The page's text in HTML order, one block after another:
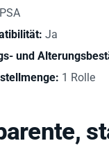
PSA
Ja
und
1 Rolle